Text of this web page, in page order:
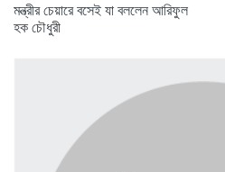
মন্ত্রীর চেয়ারে বসেই যা বললেন আরিফুল
হক চৌধুরী